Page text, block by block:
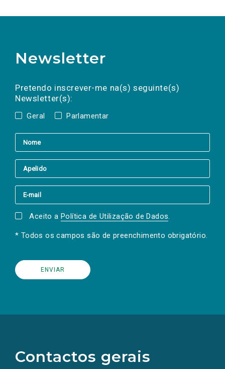
Newsletter
Pretendo inscrever-me na(s) seguinte(s)
Newsletter(s):
Geral Parlamentar
a(s) newsletter(s).
mail
Aceito a Política de Utilização de Dados.
* Todos os campos são de preenchimento obrigatório.
Contactos gerais
redes
sociais